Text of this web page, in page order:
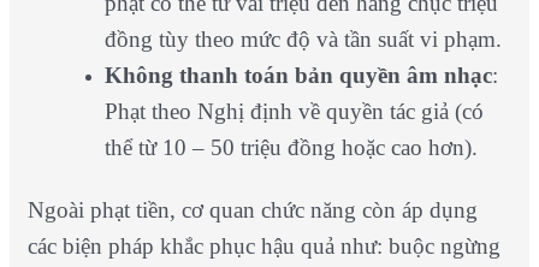
đồng tùy theo mức độ và tần suất vi phạm.
Không thanh toán bản quyền âm nhạc:
Phạt theo Nghị định về quyền tác giả (có
thể từ 10 – 50 triệu đồng hoặc cao hơn).
Ngoài phạt tiền, cơ quan chức năng còn áp dụng
các biện pháp khắc phục hậu quả như: buộc ngừng